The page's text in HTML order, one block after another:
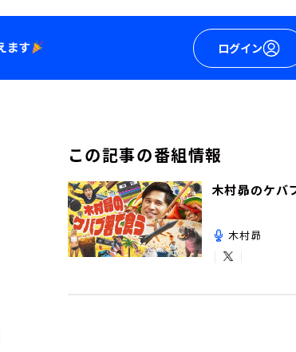
ログイン
この記事の番組情報
木村昴のケバ
木村昴